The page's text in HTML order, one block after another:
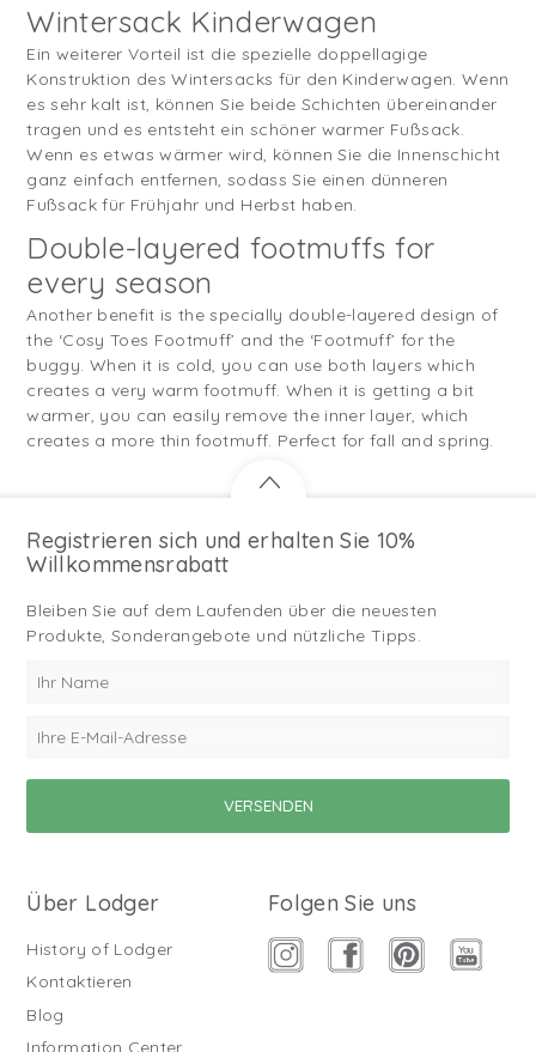
Wintersack Kinderwagen
Ein weiterer Vorteil ist die spezielle doppellagige
Konstruktion des Wintersacks für den Kinderwagen. Wenn
es sehr kalt ist, können Sie beide Schichten übereinander
tragen und es entsteht ein schöner warmer Fußsack.
Wenn es etwas wärmer wird, können Sie die Innenschicht
ganz einfach entfernen, sodass Sie einen dünneren
Fußsack für Frühjahr und Herbst haben.
Double-layered footmuffs for
every season
Another benefit is the specially double-layered design of
the ‘Cosy Toes Footmuff’ and the ‘Footmuff’ for the
buggy. When it is cold, you can use both layers which
creates a very warm footmuff. When it is getting a bit
warmer, you can easily remove the inner layer, which
creates a more thin footmuff. Perfect for fall and spring.
Registrieren sich und erhalten Sie 10%
Willkommensrabatt
Bleiben Sie auf dem Laufenden über die neuesten
Produkte, Sonderangebote und nützliche Tipps.
Über Lodger
History of Lodger
Kontaktieren
Blog
Information Center
Folgen Sie uns